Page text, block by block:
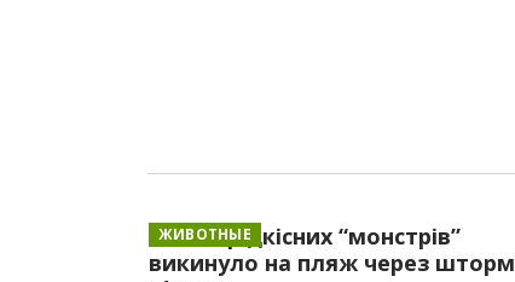
ЖИВОТНЫЕ
Тисячі рідкісних “монстрів”
викинуло на пляж через шторм